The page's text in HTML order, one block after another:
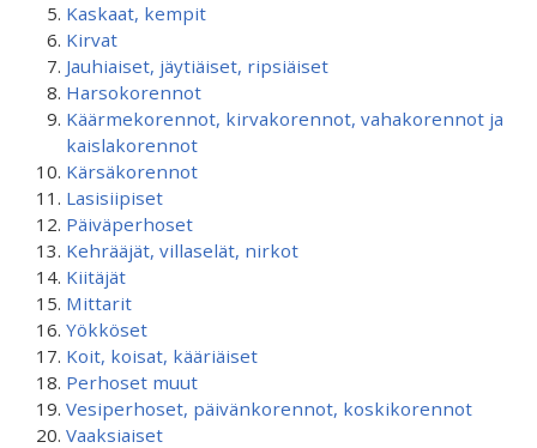
Kaskaat, kempit
Kirvat
Jauhiaiset, jäytiäiset, ripsiäiset
Harsokorennot
Käärmekorennot, kirvakorennot, vahakorennot ja
kaislakorennot
Kärsäkorennot
Lasisiipiset
Päiväperhoset
Kehrääjät, villaselät, nirkot
Kiitäjät
Mittarit
Yökköset
Koit, koisat, kääriäiset
Perhoset muut
Vesiperhoset, päivänkorennot, koskikorennot
Vaaksiaiset